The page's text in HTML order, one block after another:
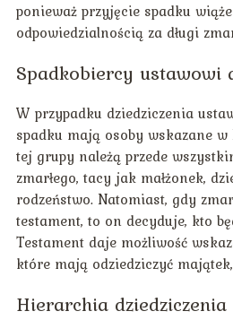
ponieważ przyjęcie spadku
odpowiedzialnością za długi
Spadkobiercy ustawowi
W przypadku dziedziczenia
spadku mają osoby wskazane
tej grupy należą przede
zmarłego, tacy jak małżonek,
rodzeństwo. Natomiast, gdy
testament, to on decyduje, kto
Testament daje możliwość
które mają odziedziczyć
Hierarchia dziedziczenia